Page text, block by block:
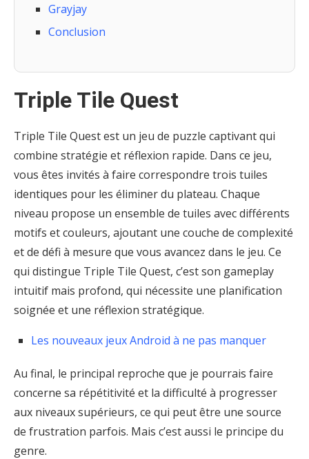
Grayjay
Conclusion
Triple Tile Quest
Triple Tile Quest est un jeu de puzzle captivant qui
combine stratégie et réflexion rapide. Dans ce jeu,
vous êtes invités à faire correspondre trois tuiles
identiques pour les éliminer du plateau. Chaque
niveau propose un ensemble de tuiles avec différents
motifs et couleurs, ajoutant une couche de complexité
et de défi à mesure que vous avancez dans le jeu. Ce
qui distingue Triple Tile Quest, c’est son gameplay
intuitif mais profond, qui nécessite une planification
soignée et une réflexion stratégique.
Les nouveaux jeux Android à ne pas manquer
Au final, le principal reproche que je pourrais faire
concerne sa répétitivité et la difficulté à progresser
aux niveaux supérieurs, ce qui peut être une source
de frustration parfois. Mais c’est aussi le principe du
genre.